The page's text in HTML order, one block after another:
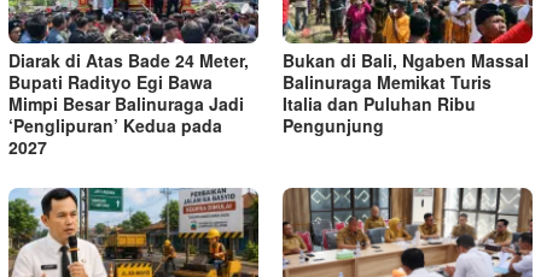
Diarak di Atas Bade 24 Meter,
Bupati Radityo Egi Bawa
Mimpi Besar Balinuraga Jadi
‘Penglipuran’ Kedua pada
2027
Bukan di Bali, Ngaben Massal
Balinuraga Memikat Turis
Italia dan Puluhan Ribu
Pengunjung